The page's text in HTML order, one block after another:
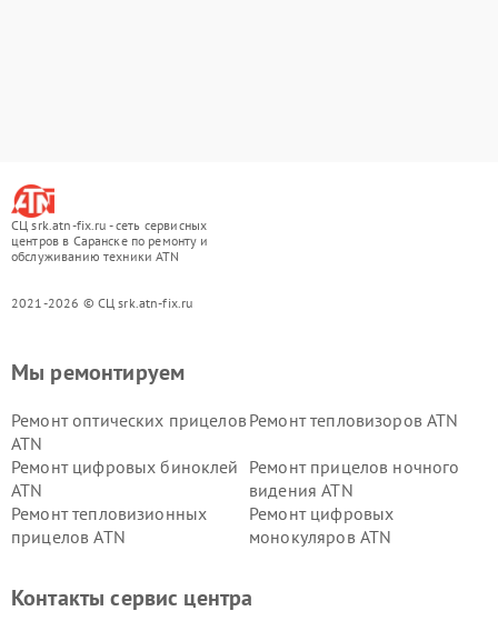
СЦ srk.atn-fix.ru - сеть сервисных
центров в Саранске по ремонту и
обслуживанию техники ATN
2021-2026 © СЦ srk.atn-fix.ru
Мы ремонтируем
Ремонт оптических прицелов
ATN
Ремонт тепловизоров ATN
Ремонт цифровых биноклей
ATN
Ремонт прицелов ночного
видения ATN
Ремонт тепловизионных
прицелов ATN
Ремонт цифровых
монокуляров ATN
Контакты сервис центра